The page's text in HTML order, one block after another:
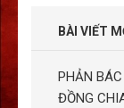
BÀI VIẾT
PHẢN
ĐỒNG